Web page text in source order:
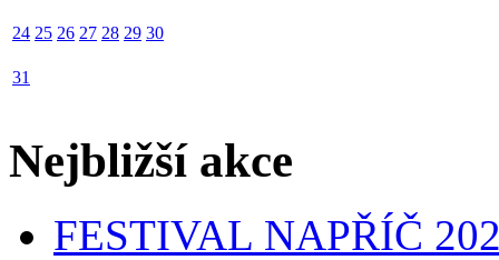
24 25 26 27 28 29 30
31
Nejbližší akce
FESTIVAL NAPŘÍČ